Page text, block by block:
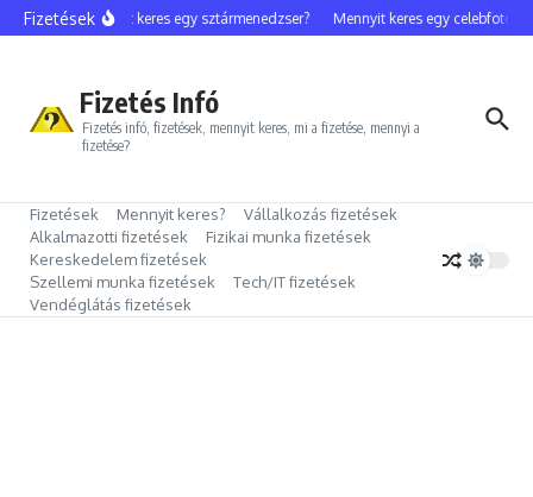
Ugrás a tartalomhoz
FizetésekMennyit keres egy sztármenedzser? Mennyit keres egy celebfotós?
Fizetés Infó
Fizetés infó, fizetések, mennyit keres, mi a fizetése, mennyi a
fizetése?
Fizetések Mennyit keres?
Vállalkozás fizetések
Alkalmazotti fizetések
Fizikai munka fizetések
Kereskedelem fizetések
Szellemi munka fizetések
Tech/IT fizetések
Vendéglátás fizetések